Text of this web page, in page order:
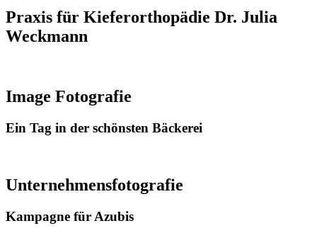
Praxis für Kieferorthopädie Dr. Julia
Weckmann
Image Fotografie
Ein Tag in der schönsten Bäckerei
Unternehmensfotografie
Kampagne für Azubis